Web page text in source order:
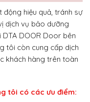
hiệu quả, tránh sự
dịch vụ bảo dưỡng
DOOR Door bên
tôi còn cung cấp dịch
khách hàng trên toàn
tôi có các ưu điểm: